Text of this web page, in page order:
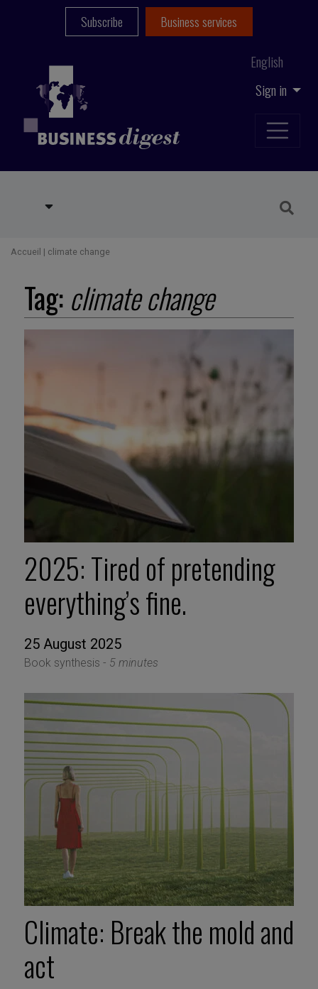
Sign in
English
Subscribe Business services
Accueil | climate change
Tag: climate change
2025: Tired of pretending
everything’s fine.
25 August 2025
Book synthesis - 5 minutes
Climate: Break the mold and
act